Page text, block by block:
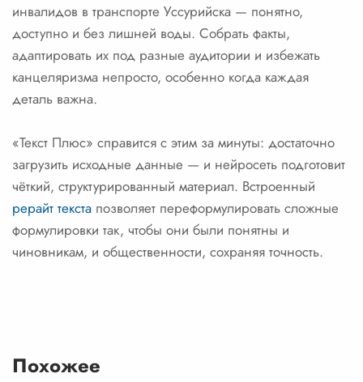
инвалидов в транспорте Уссурийска — понятно,
доступно и без лишней воды. Собрать факты,
адаптировать их под разные аудитории и избежать
канцеляризма непросто, особенно когда каждая
деталь важна.
«Текст Плюс» справится с этим за минуты: достаточно
загрузить исходные данные — и нейросеть подготовит
чёткий, структурированный материал. Встроенный
рерайт текста позволяет переформулировать сложные
формулировки так, чтобы они были понятны и
чиновникам, и общественности, сохраняя точность.
Похожее